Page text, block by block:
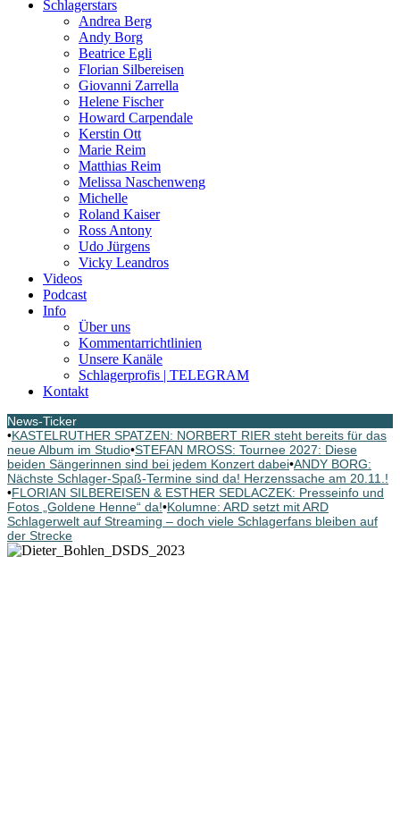
Schlagerstars
Andrea Berg
Andy Borg
Beatrice Egli
Florian Silbereisen
Giovanni Zarrella
Helene Fischer
Howard Carpendale
Kerstin Ott
Marie Reim
Matthias Reim
Melissa Naschenweng
Michelle
Roland Kaiser
Ross Antony
Udo Jürgens
Vicky Leandros
Videos
Podcast
Info
Über uns
Kommentarrichtlinien
Unsere Kanäle
Schlagerprofis | TELEGRAM
Kontakt
News-Ticker
•KASTELRUTHER SPATZEN: NORBERT RIER steht bereits für das
neue Album im Studio•STEFAN MROSS: Tournee 2027: Diese
beiden Sängerinnen sind bei jedem Konzert dabei•ANDY BORG:
Nächste Schlager-Spaß-Termine sind da! Herzenssache am 20.11.!
•FLORIAN SILBEREISEN & ESTHER SEDLACZEK: Presseinfo und
Fotos „Goldene Henne“ da!•Kolumne: ARD setzt mit ARD
Schlagerwelt auf Streaming – doch viele Schlagerfans bleiben auf
der Strecke